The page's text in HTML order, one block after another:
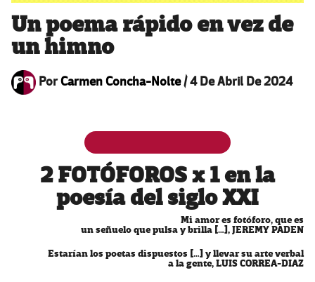
Un poema rápido en vez de
un himno
PorCarmen Concha-Nolte/4 De Abril De 2024
2 FOTÓFOROS x 1 en la
poesía del siglo XXI
Mi amor es fotóforo, que es
un señuelo que pulsa y brilla […], JEREMY PADEN
Estarían los poetas dispuestos […] y llevar su arte verbal
a la gente, LUIS CORREA-DIAZ